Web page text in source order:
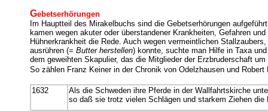
Gebetserhörungen
Im Hauptteil des Mirakelbuchs sind die Gebetserhörungen
kamen wegen akuter oder überstandener Krankheiten, Gefahren
Hühnerkrankheit die Rede. Auch wegen vermeintlichen
ausrühren (= Butter herstellen) konnte, suchte man Hilfe in Taxa
dem geweihten Skapulier, das die Mitglieder der Erzbruderschaft
So zählen Franz Keiner in der Chronik von Odelzhausen und
1632
Als die Schweden ihre Pferde in der Wallfahrtskirche
so daß sie trotz vielen Schlägen und starkem Ziehen